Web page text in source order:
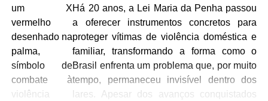
Há 20 anos, a Lei Maria da Penha passou
a oferecer instrumentos concretos para
proteger vítimas de violência doméstica e
familiar, transformando a forma como o
Brasil enfrenta um problema que, por muito
tempo, permaneceu invisível dentro dos
lares. Apesar dos avanços conquistados